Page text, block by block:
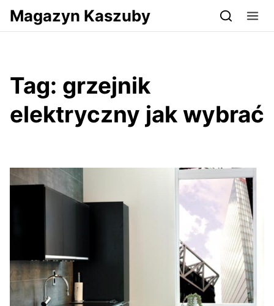
Przejdź do serwisu magazynkaszuby.pl
Magazyn Kaszuby
Tag: grzejnik
elektryczny jak wybrać